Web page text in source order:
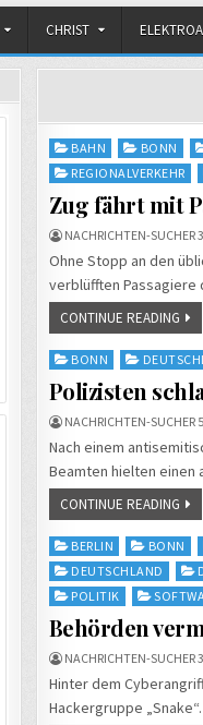
CHRIST
Posted
in
BAHN BONN
REGIONALVERKEHR
Zug fährt mit
NACHRICHTEN-SUCHER 3
Ohne Stopp an den
verblüfften
CONTINUE READING
Posted
in
BONN
Polizisten
NACHRICHTEN-SUCHER 5
Nach einem
Beamten hielten einen
CONTINUE READING
Posted
in
BERLIN BONN
DEUTSCHLAND
POLITIK
Behörden
NACHRICHTEN-SUCHER 3
Hinter dem
Hackergruppe